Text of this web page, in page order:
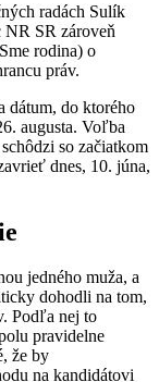
radách Sulík
NR SR zároveň
rodina) o
práv.
dátum, do ktorého
augusta. Voľba
so začiatkom
dnes, 10. júna,
jedného muža, a
dohodli na tom,
Podľa nej to
pravidelne
že by
na kandidátovi